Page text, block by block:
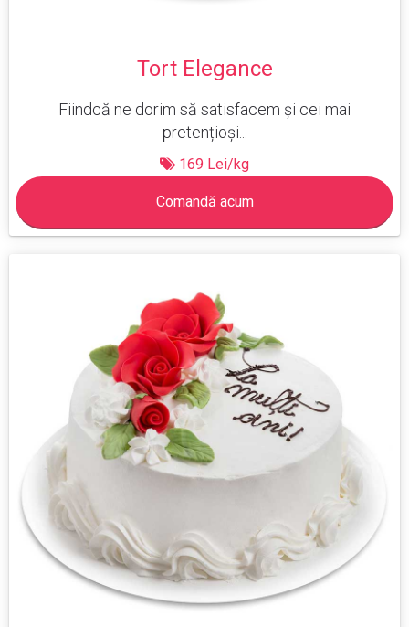
Tort Elegance
Fiindcă ne dorim să satisfacem și cei mai
pretențioși...
169 Lei/kg
Comandă acum